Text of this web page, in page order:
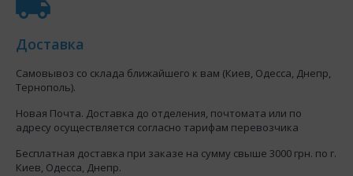
Доставка
Самовывоз со склада ближайшего к вам (Киев, Одесса, Днепр,
Тернополь).
Новая Почта. Доставка до отделения, почтомата или по
адресу осуществляется согласно тарифам перевозчика
Бесплатная доставка при заказе на сумму свыше 3000 грн. по г.
Киев, Одесса, Днепр.